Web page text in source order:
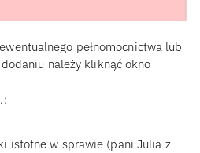
pełnomocnictwa lub
należy kliknąć okno
istotne w sprawie (pani Julia z